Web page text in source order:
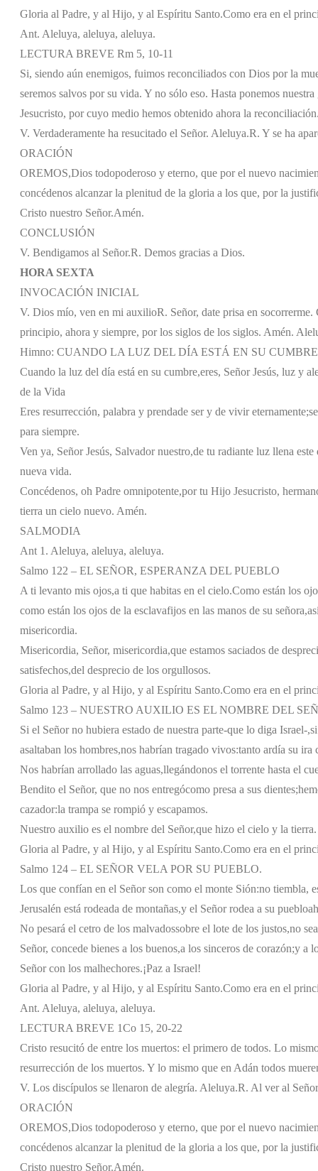
Gloria al Padre, y al Hijo, y al Espíritu Santo.Como era en el
Ant. Aleluya, aleluya, aleluya.
LECTURA BREVE Rm 5, 10-11
Si, siendo aún enemigos, fuimos reconciliados con Dios por la
seremos salvos por su vida. Y no sólo eso. Hasta ponemos
Jesucristo, por cuyo medio hemos obtenido ahora la
V. Verdaderamente ha resucitado el Señor. Aleluya.R. Y se ha
ORACIÓN
OREMOS,Dios todopoderoso y eterno, que por el nuevo
concédenos alcanzar la plenitud de la gloria a los que, por la
Cristo nuestro Señor.Amén.
CONCLUSIÓN
V. Bendigamos al Señor.R. Demos gracias a Dios.
HORA SEXTA
INVOCACIÓN INICIAL
V. Dios mío, ven en mi auxilioR. Señor, date prisa en
principio, ahora y siempre, por los siglos de los siglos. Amén.
Himno: CUANDO LA LUZ DEL DÍA ESTÁ EN SU CUMBRE
Cuando la luz del día está en su cumbre,eres, Señor Jesús, luz y
de la Vida
Eres resurrección, palabra y prendade ser y de vivir eternamente;
para siempre.
Ven ya, Señor Jesús, Salvador nuestro,de tu radiante luz llena este
nueva vida.
Concédenos, oh Padre omnipotente,por tu Hijo Jesucristo,
tierra un cielo nuevo. Amén.
SALMODIA
Ant 1. Aleluya, aleluya, aleluya.
Salmo 122 – EL SEÑOR, ESPERANZA DEL PUEBLO
A ti levanto mis ojos,a ti que habitas en el cielo.Como están los
como están los ojos de la esclavafijos en las manos de su señora,
misericordia.
Misericordia, Señor, misericordia,que estamos saciados de
satisfechos,del desprecio de los orgullosos.
Gloria al Padre, y al Hijo, y al Espíritu Santo.Como era en el
Salmo 123 – NUESTRO AUXILIO ES EL NOMBRE DEL
Si el Señor no hubiera estado de nuestra parte-que lo diga Israel-,
asaltaban los hombres,nos habrían tragado vivos:tanto ardía su ira
Nos habrían arrollado las aguas,llegándonos el torrente hasta el
Bendito el Señor, que no nos entregócomo presa a sus dientes;
cazador:la trampa se rompió y escapamos.
Nuestro auxilio es el nombre del Señor,que hizo el cielo y la tierra.
Gloria al Padre, y al Hijo, y al Espíritu Santo.Como era en el
Salmo 124 – EL SEÑOR VELA POR SU PUEBLO.
Los que confían en el Señor son como el monte Sión:no tiembla,
Jerusalén está rodeada de montañas,y el Señor rodea a su pueblo
No pesará el cetro de los malvadossobre el lote de los justos,no
Señor, concede bienes a los buenos,a los sinceros de corazón;y a
Señor con los malhechores.¡Paz a Israel!
Gloria al Padre, y al Hijo, y al Espíritu Santo.Como era en el
Ant. Aleluya, aleluya, aleluya.
LECTURA BREVE 1Co 15, 20-22
Cristo resucitó de entre los muertos: el primero de todos. Lo
resurrección de los muertos. Y lo mismo que en Adán todos
V. Los discípulos se llenaron de alegría. Aleluya.R. Al ver al
ORACIÓN
OREMOS,Dios todopoderoso y eterno, que por el nuevo
concédenos alcanzar la plenitud de la gloria a los que, por la
Cristo nuestro Señor.Amén.